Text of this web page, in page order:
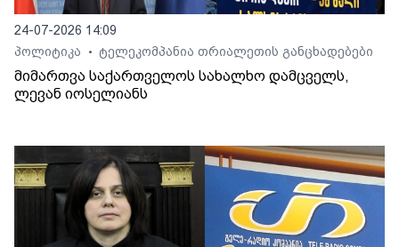
24-07-2026 14:09
პოლიტიკა
• ტელეკომპანია თრიალეთის განცხადებები
მიმართვა საქართველოს სახალხო დამცველს,
ლევან იოსელიანს